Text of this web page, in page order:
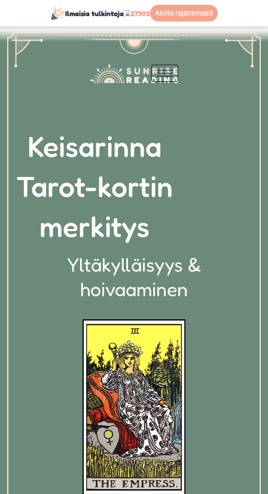
Ilmaisia tulkintoja⌛27902 Aloita rajattomasti
obsah
Keisarinna
Tarot-kortin
merkitys
Yltäkylläisyys &
hoivaaminen